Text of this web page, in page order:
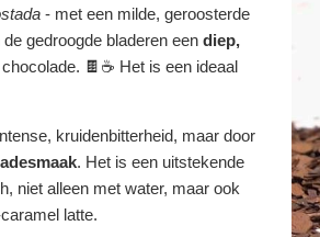
- met een milde, geroosterde
gedroogde bladeren een diep,
🍫☕ Het is een ideaal
kruidenbitterheid, maar door
. Het is een uitstekende
niet alleen met water, maar ook
latte.